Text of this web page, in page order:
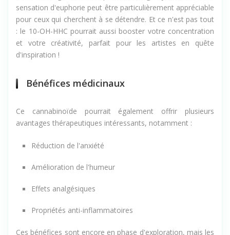
déconnecté de la réalité. Qui n'aime pas un petit coup de
fouet d'énergie, surtout après une longue journée ? Cette
sensation d'euphorie peut être particulièrement appréciable
pour ceux qui cherchent à se détendre. Et ce n'est pas tout
: le 10-OH-HHC pourrait aussi booster votre concentration
d'inspiration !
avantages thérapeutiques intéressants, notamment :
Réduction de l'anxiété
Amélioration de l'humeur
Effets analgésiques
Propriétés anti-inflammatoires